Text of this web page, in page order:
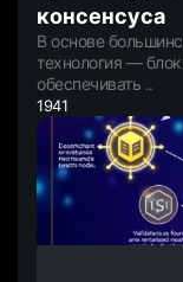
консенсуса
В основе
технология —
обеспечивать ..
1941